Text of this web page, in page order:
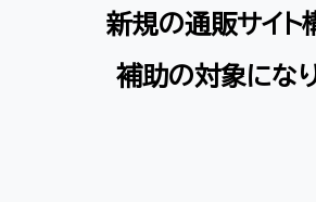
新規の通販サイト
補助の対象にな